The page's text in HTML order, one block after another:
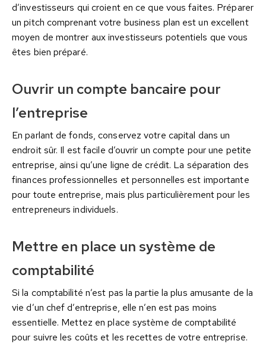
d’investisseurs qui croient en ce que vous faites. Préparer
un pitch comprenant votre business plan est un excellent
moyen de montrer aux investisseurs potentiels que vous
êtes bien préparé.
Ouvrir un compte bancaire pour
l’entreprise
En parlant de fonds, conservez votre capital dans un
endroit sûr. Il est facile d’ouvrir un compte pour une petite
entreprise, ainsi qu’une ligne de crédit. La séparation des
finances professionnelles et personnelles est importante
pour toute entreprise, mais plus particulièrement pour les
entrepreneurs individuels.
Mettre en place un système de
comptabilité
Si la comptabilité n’est pas la partie la plus amusante de la
vie d’un chef d’entreprise, elle n’en est pas moins
essentielle. Mettez en place système de comptabilité
pour suivre les coûts et les recettes de votre entreprise.